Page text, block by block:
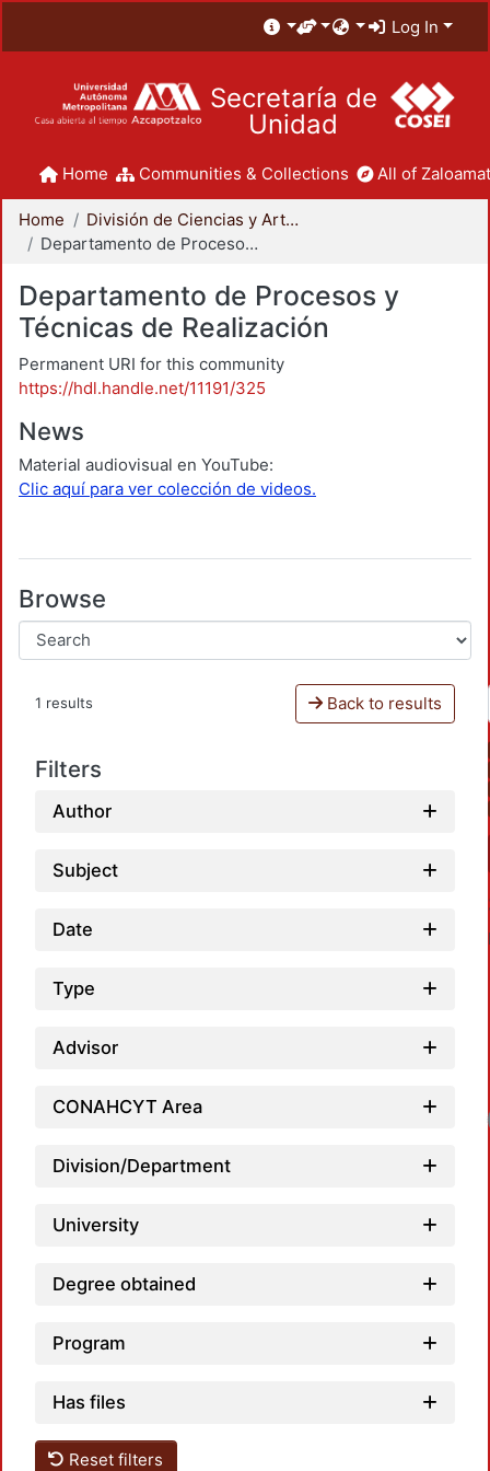
Log In
Secretaría de
Unidad
Home Communities & Collections All of
Home
División de Ciencias y Artes para el Diseño
Departamento de Procesos y Técnicas de Realización
Departamento de Procesos y
Técnicas de Realización
Permanent URI for this community
https://hdl.handle.net/11191/325
News
Material audiovisual en YouTube:
Clic aquí para ver colección de videos.
Browse
1 results Back to results
Filters
Author
Subject
Date
Type
Advisor
CONAHCYT Area
Division/Department
University
Degree obtained
Program
Has files
Reset filters